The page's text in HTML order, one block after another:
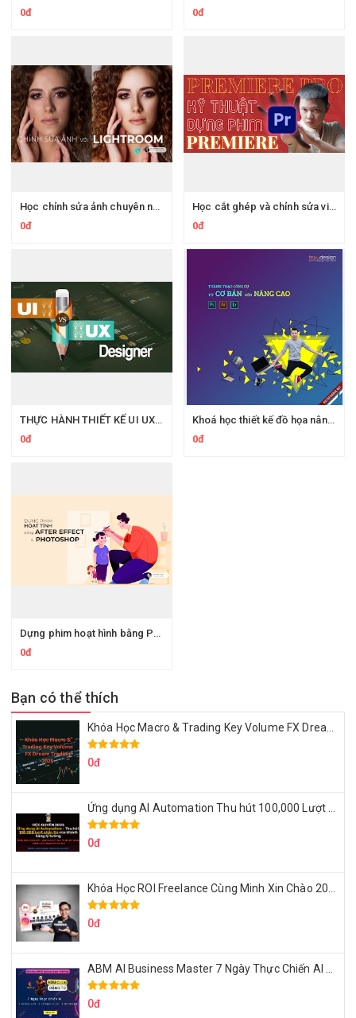
0đ
0đ
Học chỉnh sửa ảnh chuyên nghiệp bằng Adobe LightRoom
0đ
Học cắt ghép và chỉnh sửa video từ cơ bản đến nâng cao với Premiere Pro
0đ
THỰC HÀNH THIẾT KẾ UI UX VỚI PHOTOSHOP & XD
0đ
Khoá học thiết kế đồ họa nâng cao với Adobe Ilustrator, Adobe Photoshop
0đ
Dựng phim hoạt hình bằng PHOTOSHOP VÀ ADOBE AFTER EFFECT
0đ
Bạn có thể thích
0đ
0đ
0đ
0đ